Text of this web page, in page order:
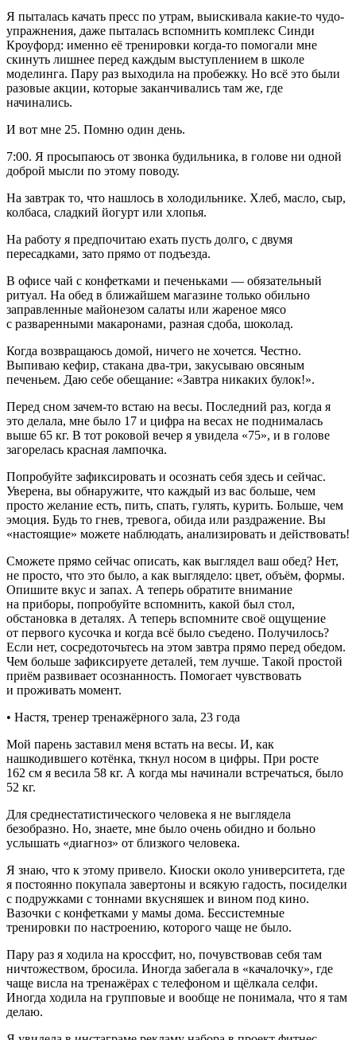
Я пыталась качать пресс по утрам, выискивала какие-то чудо-
упражнения, даже пыталась вспомнить комплекс Синди
Кроуфорд: именно её тренировки когда-то помогали мне
скинуть лишнее перед каждым выступлением в школе
моделинга. Пару раз выходила на пробежку. Но всё это были
разовые акции, которые заканчивались там же, где
начинались.
И вот мне 25. Помню один день.
7:00. Я просыпаюсь от звонка будильника, в голове ни одной
доброй мысли по этому поводу.
На завтрак то, что нашлось в холодильнике. Хлеб, масло, сыр,
колбаса, сладкий йогурт или хлопья.
На работу я предпочитаю ехать пусть долго, с двумя
пересадками, зато прямо от подъезда.
В офисе чай с конфетками и печеньками — обязательный
ритуал. На обед в ближайшем магазине только обильно
заправленные майонезом салаты или жареное мясо
с разваренными макаронами, разная сдоба, шоколад.
Когда возвращаюсь домой, ничего не хочется. Честно.
Выпиваю кефир, стакана два-три, закусываю овсяным
печеньем. Даю себе обещание: «Завтра никаких булок!».
Перед сном зачем-то встаю на весы. Последний раз, когда я
это делала, мне было 17 и цифра на весах не поднималась
выше 65 кг. В тот роковой вечер я увидела «75», и в голове
загорелась красная лампочка.
Попробуйте зафиксировать и осознать себя здесь и сейчас.
Уверена, вы обнаружите, что каждый из вас больше, чем
просто желание есть, пить, спать, гулять, курить. Больше, чем
эмоция. Будь то гнев, тревога, обида или раздражение. Вы
«настоящие» можете наблюдать, анализировать и действовать!
Сможете прямо сейчас описать, как выглядел ваш обед? Нет,
не просто, что это было, а как выглядело: цвет, объём, формы.
Опишите вкус и запах. А теперь обратите внимание
на приборы, попробуйте вспомнить, какой был стол,
обстановка в деталях. А теперь вспомните своё ощущение
от первого кусочка и когда всё было съедено. Получилось?
Если нет, сосредоточьтесь на этом завтра прямо перед обедом.
Чем больше зафиксируете деталей, тем лучше. Такой простой
приём развивает осознанность. Помогает чувствовать
и проживать момент.
• Настя, тренер тренажёрного зала, 23 года
Мой парень заставил меня встать на весы. И, как
нашкодившего котёнка, ткнул носом в цифры. При росте
162 см я весила 58 кг. А когда мы начинали встречаться, было
52 кг.
Для среднестатистического человека я не выглядела
безобразно. Но, знаете, мне было очень обидно и больно
услышать «диагноз» от близкого человека.
Я знаю, что к этому привело. Киоски около университета, где
я постоянно покупала завертоны и всякую гадость, посиделки
с подружками с тоннами вкусняшек и вином под кино.
Вазочки с конфетками у мамы дома. Бессистемные
тренировки по настроению, которого чаще не было.
Пару раз я ходила на кроссфит, но, почувствовав себя там
ничтожеством, бросила. Иногда забегала в «качалочку», где
чаще висла на тренажёрах с телефоном и щёлкала селфи.
Иногда ходила на групповые и вообще не понимала, что я там
делаю.